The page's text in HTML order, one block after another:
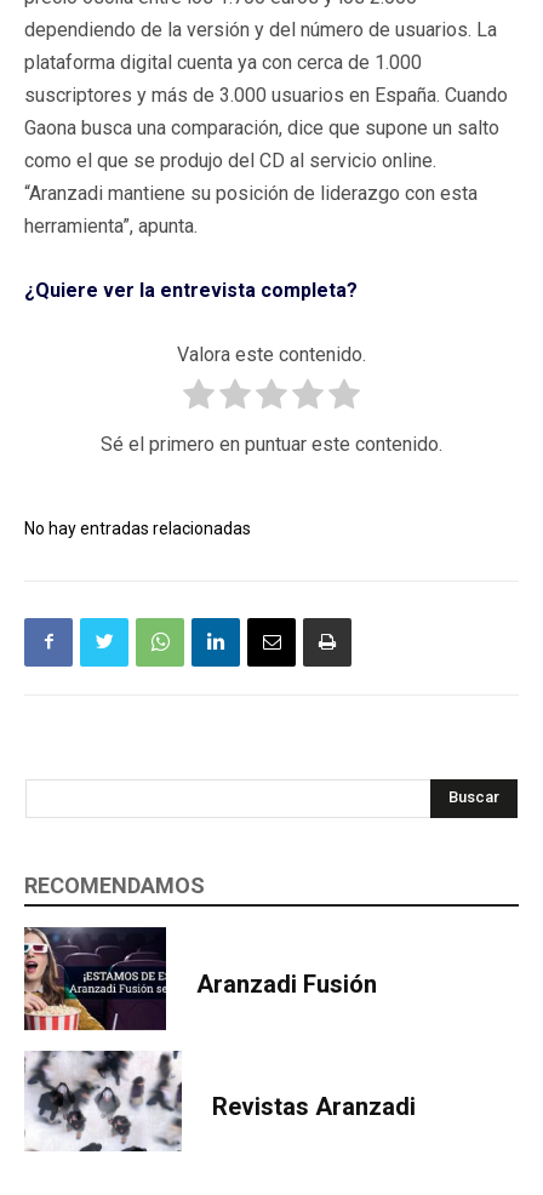
dependiendo de la versión y del número de usuarios. La
plataforma digital cuenta ya con cerca de 1.000
suscriptores y más de 3.000 usuarios en España. Cuando
Gaona busca una comparación, dice que supone un salto
como el que se produjo del CD al servicio online.
“Aranzadi mantiene su posición de liderazgo con esta
herramienta”, apunta.
¿Quiere ver la entrevista completa?
Valora este contenido.
Sé el primero en puntuar este contenido.
No hay entradas relacionadas
Buscar
RECOMENDAMOS
Aranzadi Fusión
Revistas Aranzadi